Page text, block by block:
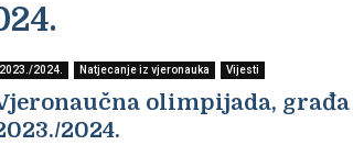
2023./2024. Natjecanje iz vjeronauka Vijesti
olimpijada, građa
2024.